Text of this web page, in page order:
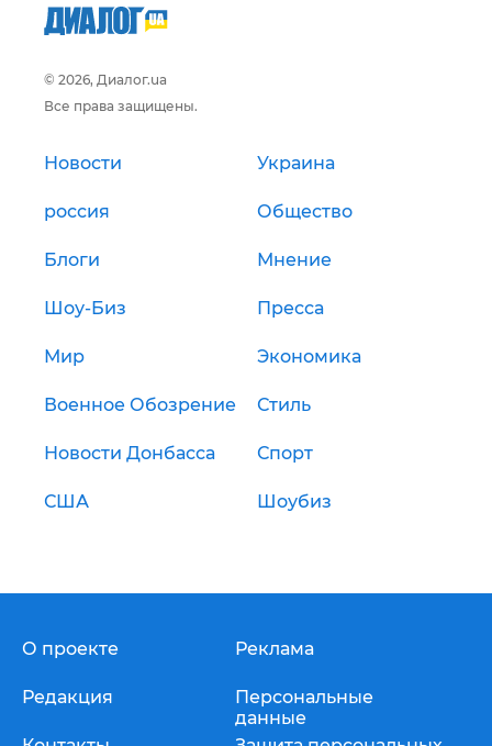
© 2026, Диалог.ua
Все права защищены.
Новости Украина
россия Общество
Блоги Мнение
Шоу-Биз Пресса
Мир Экономика
Военное Обозрение Стиль
Новости Донбасса Спорт
США Шоубиз
О проекте
Редакция
Реклама
Персональные
данные